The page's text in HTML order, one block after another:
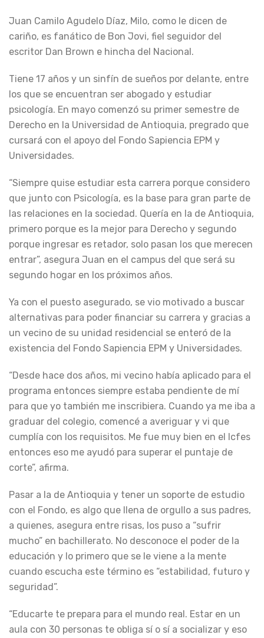
Juan Camilo Agudelo Díaz, Milo, como le dicen de
cariño, es fanático de Bon Jovi, fiel seguidor del
escritor Dan Brown e hincha del Nacional.
Tiene 17 años y un sinfín de sueños por delante, entre
los que se encuentran ser abogado y estudiar
psicología. En mayo comenzó su primer semestre de
Derecho en la Universidad de Antioquia, pregrado que
cursará con el apoyo del Fondo Sapiencia EPM y
Universidades.
“Siempre quise estudiar esta carrera porque considero
que junto con Psicología, es la base para gran parte de
las relaciones en la sociedad. Quería en la de Antioquia,
primero porque es la mejor para Derecho y segundo
porque ingresar es retador, solo pasan los que merecen
entrar”, asegura Juan en el campus del que será su
segundo hogar en los próximos años.
Ya con el puesto asegurado, se vio motivado a buscar
alternativas para poder financiar su carrera y gracias a
un vecino de su unidad residencial se enteró de la
existencia del Fondo Sapiencia EPM y Universidades.
“Desde hace dos años, mi vecino había aplicado para el
programa entonces siempre estaba pendiente de mí
para que yo también me inscribiera. Cuando ya me iba a
graduar del colegio, comencé a averiguar y vi que
cumplía con los requisitos. Me fue muy bien en el Icfes
entonces eso me ayudó para superar el puntaje de
corte”, afirma.
Pasar a la de Antioquia y tener un soporte de estudio
con el Fondo, es algo que llena de orgullo a sus padres,
a quienes, asegura entre risas, los puso a “sufrir
mucho” en bachillerato. No desconoce el poder de la
educación y lo primero que se le viene a la mente
cuando escucha este término es “estabilidad, futuro y
seguridad”.
“Educarte te prepara para el mundo real. Estar en un
aula con 30 personas te obliga sí o sí a socializar y eso